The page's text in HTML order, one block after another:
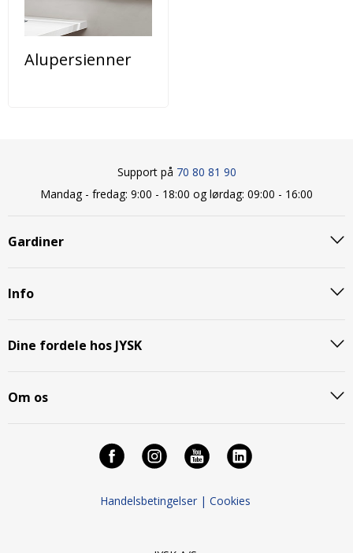
Alupersienner
Support på 70 80 81 90
Mandag - fredag: 9:00 - 18:00 og lørdag: 09:00 - 16:00
Gardiner
Info
Dine fordele hos JYSK
Om os
Handelsbetingelser | Cookies